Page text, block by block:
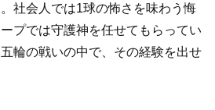
社会人では1球の怖さを味わう悔
プでは守護神を任せてもらってい
輪の戦いの中で、その経験を出せ